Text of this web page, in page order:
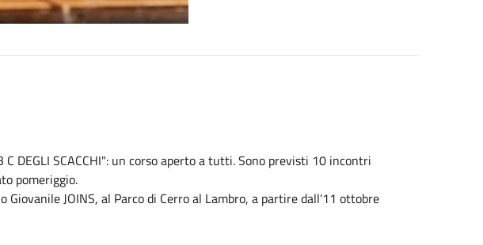
C DEGLI SCACCHI": un corso aperto a tutti. Sono previsti 10 incontri
pomeriggio.
Giovanile JOINS, al Parco di Cerro al Lambro, a partire dall'11 ottobre